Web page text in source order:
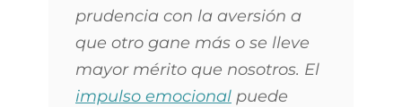
prudencia con la aversión a
que otro gane más o se lleve
mayor mérito que nosotros. El
impulso emocional puede